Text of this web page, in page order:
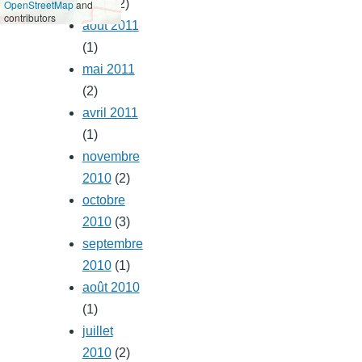
OpenStreetMapand
contributors
2011
(2)
août 2011
(1)
mai 2011
(2)
avril 2011
(1)
novembre
2010(2)
octobre
2010(3)
septembre
2010(1)
août 2010
(1)
juillet
2010(2)